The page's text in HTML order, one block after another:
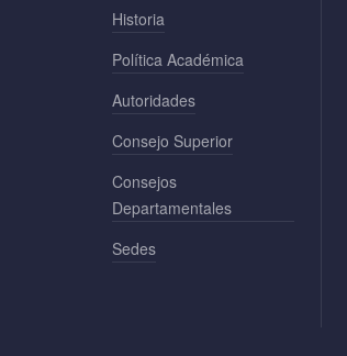
Historia
Política Académica
Autoridades
Consejo Superior
Consejos
Departamentales
Sedes